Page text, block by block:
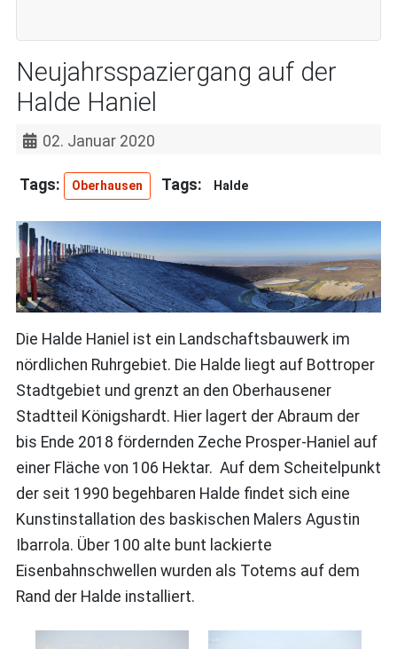
Neujahrsspaziergang auf der
Halde Haniel
02. Januar 2020
Oberhausen Halde
Die Halde Haniel ist ein Landschaftsbauwerk im
nördlichen Ruhrgebiet. Die Halde liegt auf Bottroper
Stadtgebiet und grenzt an den Oberhausener
Stadtteil Königshardt. Hier lagert der Abraum der
bis Ende 2018 fördernden Zeche Prosper-Haniel auf
einer Fläche von 106 Hektar. Auf dem Scheitelpunkt
der seit 1990 begehbaren Halde findet sich eine
Kunstinstallation des baskischen Malers Agustin
Ibarrola. Über 100 alte bunt lackierte
Eisenbahnschwellen wurden als Totems auf dem
Rand der Halde installiert.